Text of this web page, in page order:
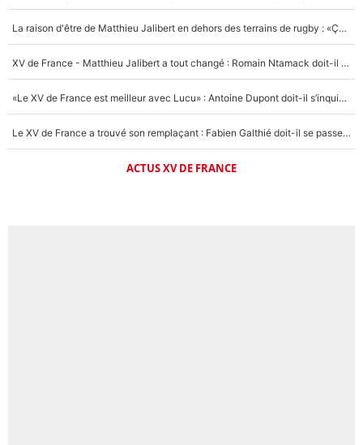
La raison d'être de Matthieu Jalibert en dehors des terrains de rugby : «Ça m'atteint autant que si tu touches à un membre de ma famille»
XV de France - Matthieu Jalibert a tout changé : Romain Ntamack doit-il s’inquiéter pour sa place à un an de la Coupe du monde ?
«Le XV de France est meilleur avec Lucu» : Antoine Dupont doit-il s’inquiéter pour sa place ?
Le XV de France a trouvé son remplaçant : Fabien Galthié doit-il se passer d'Antoine Dupont ?
ACTUS XV DE FRANCE